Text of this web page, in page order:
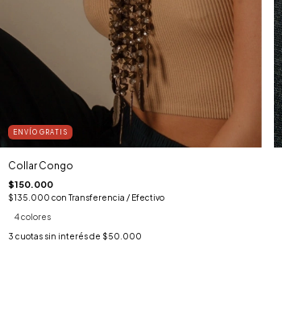
ENVÍO GRATIS
Collar Congo
$150.000
$135.000 con Transferencia / Efectivo
4 colores
3 cuotas sin interés de $50.000